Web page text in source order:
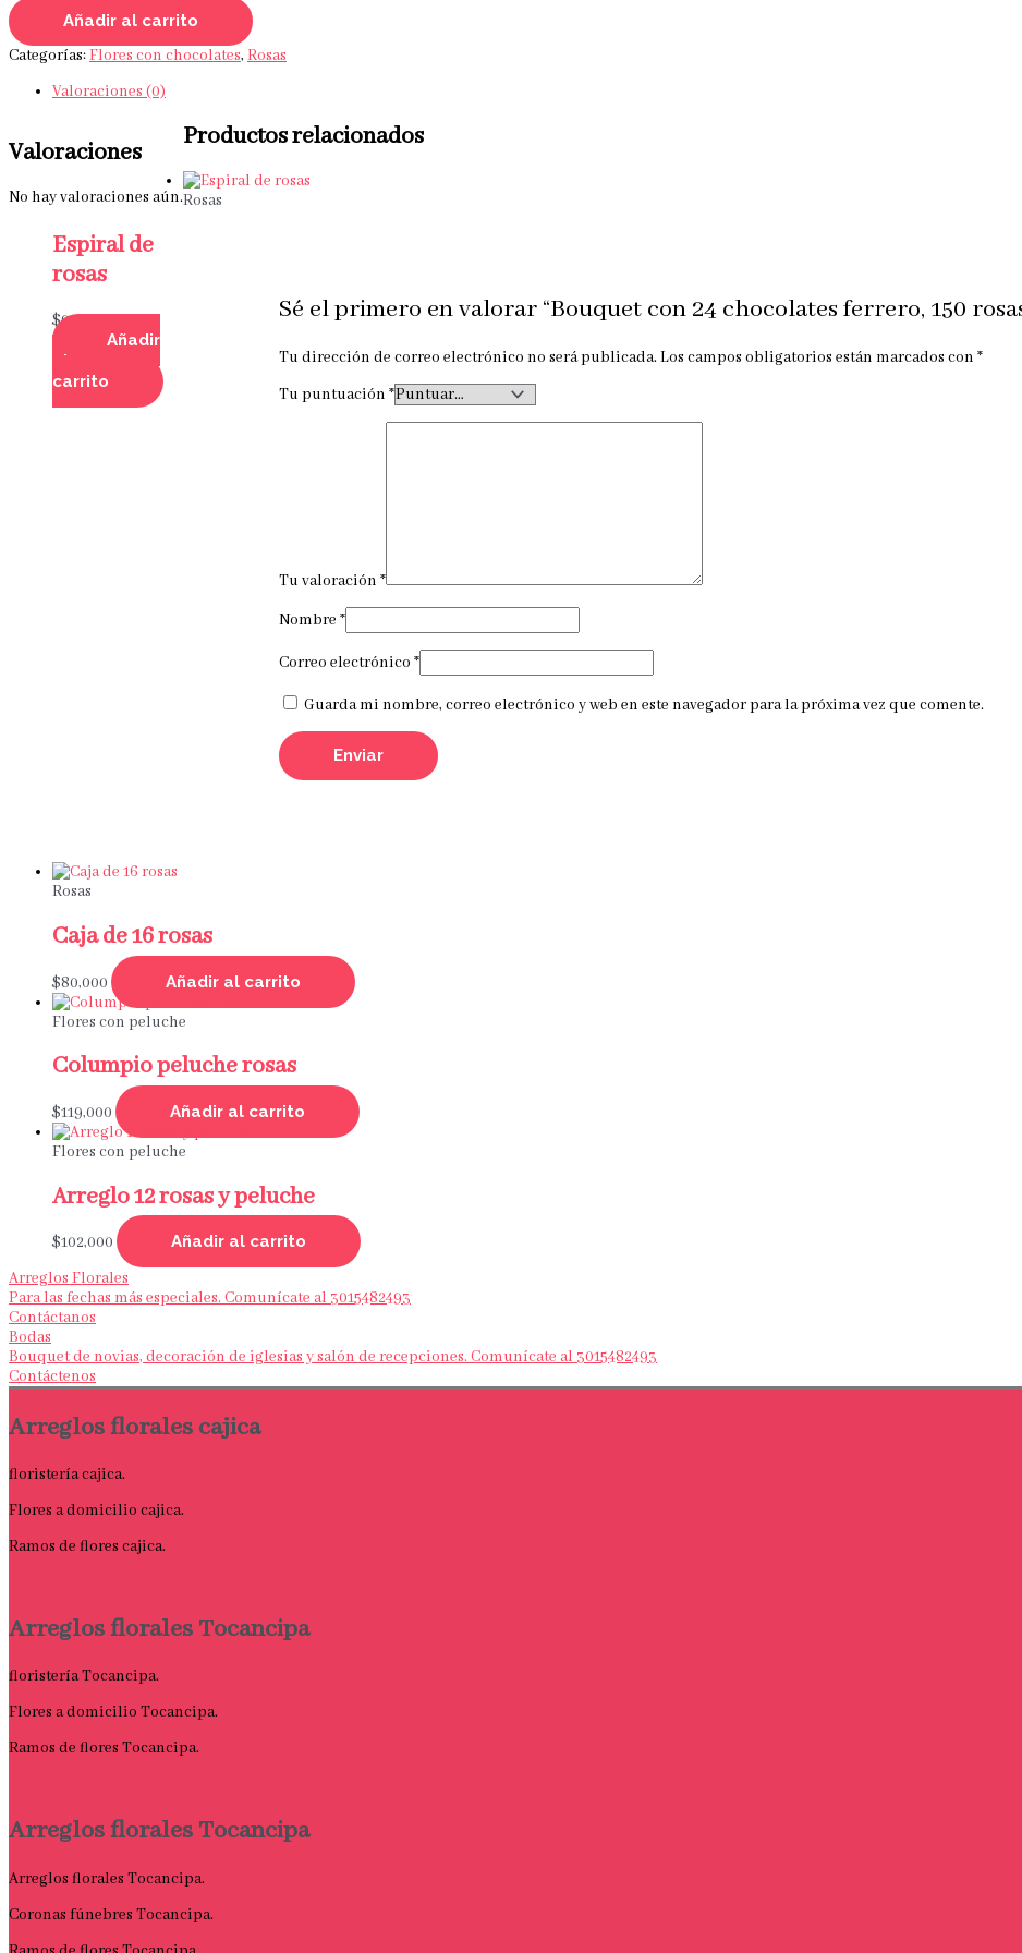
Añadir al carrito
Categorías:Flores con chocolates, Rosas
Valoraciones (0)
Valoraciones
No hay valoraciones aún.
Sé el primero en valorar “Bouquet con 24 chocolates ferrero, 150
Tu dirección de correo electrónico no será publicada.Los campos obligatorios están marcados con *
Tu puntuación *
Tu valoración *
Nombre *
Correo electrónico *
Guarda mi nombre, correo electrónico y web en este navegador para la próxima vez que comente.
Productos relacionados
Rosas
Espiral de
rosas
$92,000
Añadir
al
carrito
Rosas
Caja de 16 rosas
$80,000 Añadir al carrito
Flores con peluche
Columpio peluche rosas
$119,000 Añadir al carrito
Flores con peluche
Arreglo 12 rosas y peluche
$102,000
Añadir al carrito
Arreglos Florales
Para las fechas más especiales. Comunícate al 3015482493
Contáctanos
Bodas
Bouquet de novias, decoración de iglesias y salón de recepciones. Comunícate al 3015482493
Contáctenos
Arreglos florales cajica
floristería cajica.
Flores a domicilio cajica.
Ramos de flores cajica.
Arreglos florales Tocancipa
floristería Tocancipa.
Flores a domicilio Tocancipa.
Ramos de flores Tocancipa.
Arreglos florales Tocancipa
Arreglos florales Tocancipa.
Coronas fúnebres Tocancipa.